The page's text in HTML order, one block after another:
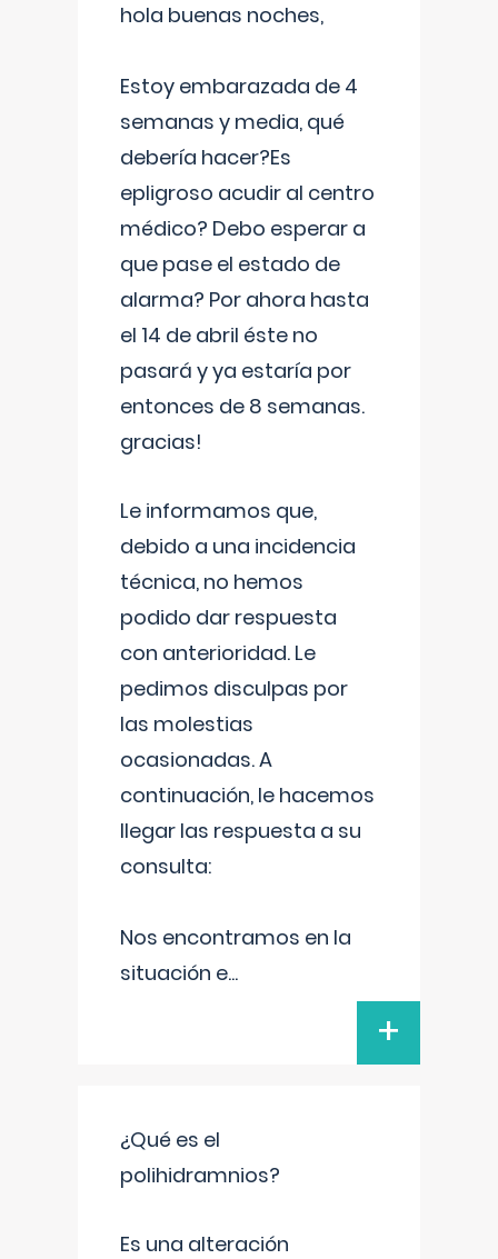
hola buenas noches,
Estoy embarazada de 4
semanas y media, qué
debería hacer?Es
epligroso acudir al centro
médico? Debo esperar a
que pase el estado de
alarma? Por ahora hasta
el 14 de abril éste no
pasará y ya estaría por
entonces de 8 semanas.
gracias!
Le informamos que,
debido a una incidencia
técnica, no hemos
podido dar respuesta
con anterioridad. Le
pedimos disculpas por
las molestias
ocasionadas. A
continuación, le hacemos
llegar las respuesta a su
consulta:
Nos encontramos en la
situación e...
+
¿Qué es el
polihidramnios?
Es una alteración